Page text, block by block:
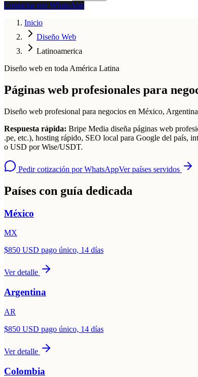
Contactar por WhatsApp
Inicio
Diseño Web
Latinoamerica
Diseño web en toda América Latina
Páginas web profesionales para
Diseño web profesional para negocios en México,
Respuesta rápida: Bripe Media diseña páginas web
.pe, etc.), hosting rápido, SEO local para Google del país,
o USD por Wise/USDT.
Pedir cotización por WhatsAppVer países servidos
Países con guía dedicada
México
MX
$850 USD pago único, 14 días
Ver detalle
Argentina
AR
$850 USD pago único, 14 días
Ver detalle
Colombia